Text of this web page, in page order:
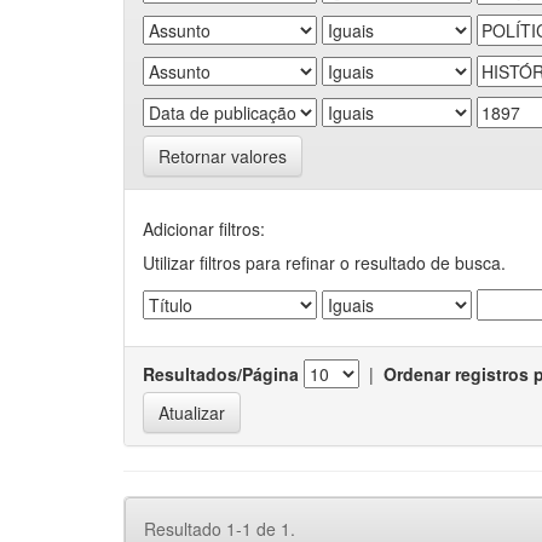
Retornar valores
Adicionar filtros:
Utilizar filtros para refinar o resultado de busca.
Resultados/Página | Ordenar registros
Resultado 1-1 de 1.